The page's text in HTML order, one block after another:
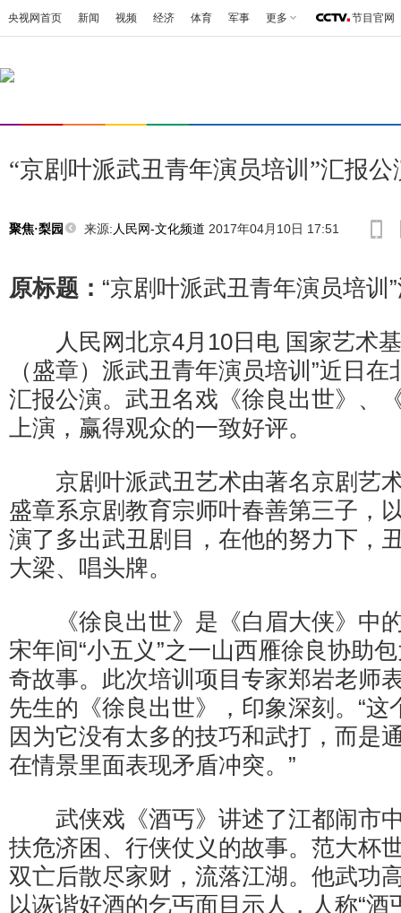
央视网首页 新闻 视频 经济 体育 军事 更多 节目官网
“京剧叶派武丑青年演员培训”汇报
聚焦·梨园 来源: 人民网-文化频道 2017年04月10日 17:51
原标题： “京剧叶派武丑青年演员培训
人民网北京4月10日电 国家艺术基
（盛章）派武丑青年演员培训”近日
汇报公演。武丑名戏《徐良出世》、
上演，赢得观众的一致好评。
京剧叶派武丑艺术由著名京剧艺
盛章系京剧教育宗师叶春善第三子，
演了多出武丑剧目，在他的努力下，
大梁、唱头牌。
《徐良出世》是《白眉大侠》中
宋年间“小五义”之一山西雁徐良协助
奇故事。此次培训项目专家郑岩老师
先生的《徐良出世》，印象深刻。“
因为它没有太多的技巧和武打，而是
在情景里面表现矛盾冲突。”
武侠戏《酒丐》讲述了江都闹市
扶危济困、行侠仗义的故事。范大杯
双亡后散尽家财，流落江湖。他武功
以诙谐好酒的乞丐面目示人，人称“酒